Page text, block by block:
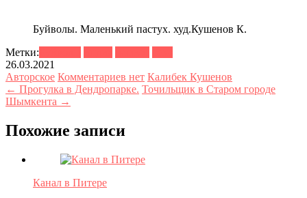
Буйволы. Маленький пастух. худ.Кушенов К.
Метки:
26.03.2021
Авторское Комментариев нет Калибек Кушенов
← Прогулка в Дендропарке. Точильщик в Старом городе
Шымкента →
Похожие записи
Канал в Питере